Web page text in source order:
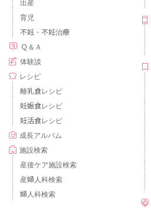
育児
不妊・不妊治療
Ｑ＆Ａ
体験談
レシピ
離乳食レシピ
妊娠食レシピ
妊活食レシピ
成長アルバム
施設検索
産後ケア施設検索
産婦人科検索
婦人科検索